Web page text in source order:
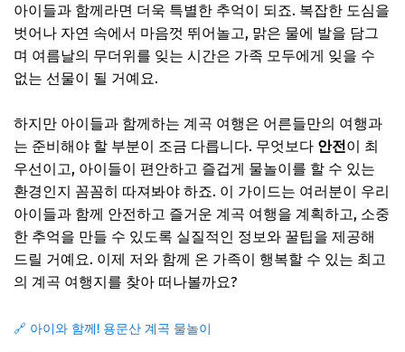
아이들과 함께라면 더욱 특별한 추억이 되죠. 복잡한 도심을
벗어나 자연 속에서 마음껏 뛰어놀고, 맑은 물에 발을 담그
며 여름날의 무더위를 잊는 시간은 가족 모두에게 잊을 수
없는 선물이 될 거예요.
하지만 아이들과 함께하는 계곡 여행은 어른들만의 여행과
는 준비해야 할 부분이 조금 다릅니다. 무엇보다 안전이 최
우선이고, 아이들이 편안하고 즐겁게 물놀이를 할 수 있는
환경인지 꼼꼼히 따져봐야 하죠. 이 가이드는 여러분이 우리
아이들과 함께 안전하고 즐거운 계곡 여행을 계획하고, 소중
한 추억을 만들 수 있도록 실질적인 정보와 꿀팁을 제공해
드릴 거예요. 이제 저와 함께 온 가족이 행복할 수 있는 최고
의 계곡 여행지를 찾아 떠나볼까요?
🔗 아이와 함께! 용문산 계곡 물놀이